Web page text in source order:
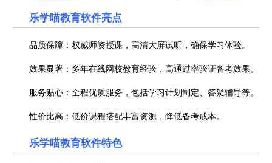
乐学喵教育软件亮点
品质保障：权威师资授课，高清大屏试听，确保学习体验。
效果显著：多年在线网校教育经验，高通过率验证备考效果。
服务贴心：全程优质服务，包括学习计划制定、答疑辅导等。
性价比高：低价课程搭配丰富资源，降低备考成本。
乐学喵教育软件特色